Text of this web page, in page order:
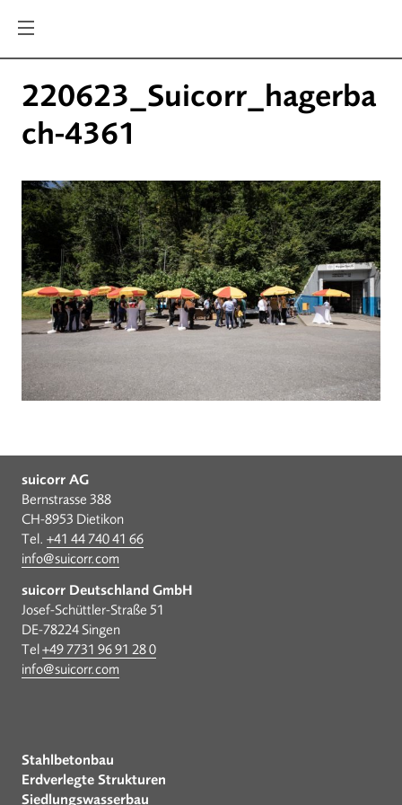
220623_Suicorr_hagerba
ch-4361
suicorr AG
Bernstrasse 388
CH-8953 Dietikon
Tel. +41 44 740 41 66
info@suicorr.com
suicorr Deutschland GmbH
Josef-Schüttler-Straße 51
DE-78224 Singen
Tel+49 7731 96 91 28 0
info@suicorr.com
Stahlbetonbau
Erdverlegte Strukturen
Siedlungswasserbau